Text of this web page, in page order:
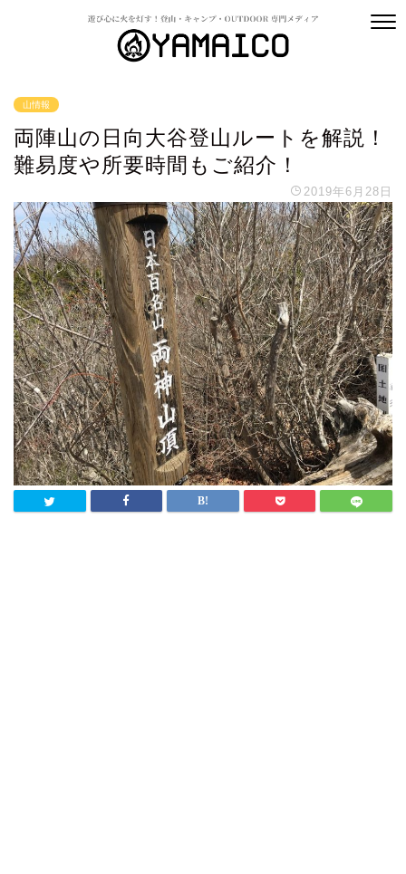
山情報
両陣山の日向大谷登山ルートを解説！
難易度や所要時間もご紹介！
2019年6月28日